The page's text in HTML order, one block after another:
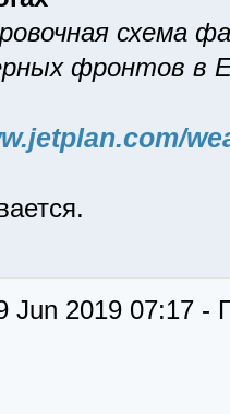
схема
фронтов в
Jun 2019 07:17 -